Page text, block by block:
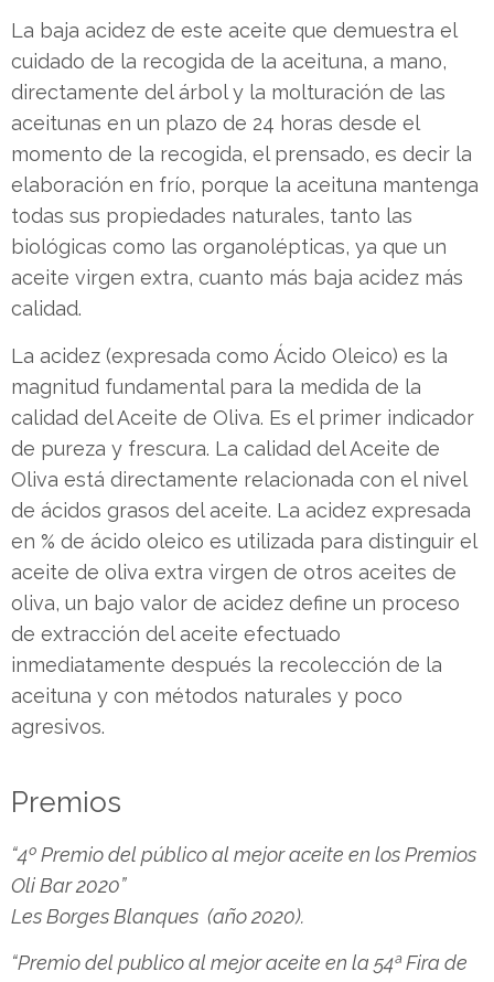
La baja acidez de este aceite que demuestra el
cuidado de la recogida de la aceituna, a mano,
directamente del árbol y la molturación de las
aceitunas en un plazo de 24 horas desde el
momento de la recogida, el prensado, es decir la
elaboración en frío, porque la aceituna mantenga
todas sus propiedades naturales, tanto las
biológicas como las organolépticas, ya que un
aceite virgen extra, cuanto más baja acidez más
calidad.
La acidez (expresada como Ácido Oleico) es la
magnitud fundamental para la medida de la
calidad del Aceite de Oliva. Es el primer indicador
de pureza y frescura. La calidad del Aceite de
Oliva está directamente relacionada con el nivel
de ácidos grasos del aceite. La acidez expresada
en % de ácido oleico es utilizada para distinguir el
aceite de oliva extra virgen de otros aceites de
oliva, un bajo valor de acidez define un proceso
de extracción del aceite efectuado
inmediatamente después la recolección de la
aceituna y con métodos naturales y poco
agresivos.
Premios
“4º Premio del público al mejor aceite en los Premios
Oli Bar 2020”
Les Borges Blanques (año 2020).
“Premio del publico al mejor aceite en la 54ª Fira de